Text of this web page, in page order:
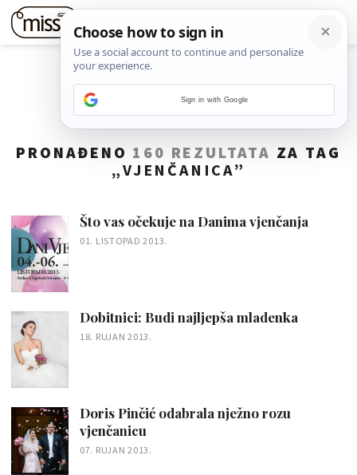
PRONAĐENO 160 REZULTATA ZA TAG
„VJENČANICA”
Što vas očekuje na Danima vjenčanja
01. LISTOPAD 2013.
Dobitnici: Budi najljepša mladenka
18. RUJAN 2013.
Doris Pinčić odabrala nježno rozu
vjenčanicu
07. RUJAN 2013.
Sign in with Google